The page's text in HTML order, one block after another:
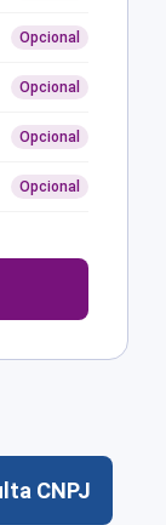
Opcional
Opcional
Opcional
Opcional
CNPJ